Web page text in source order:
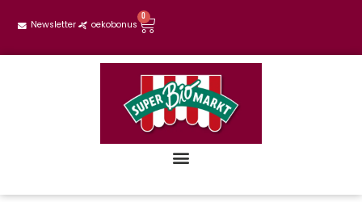
Newsletter oekobonus
0